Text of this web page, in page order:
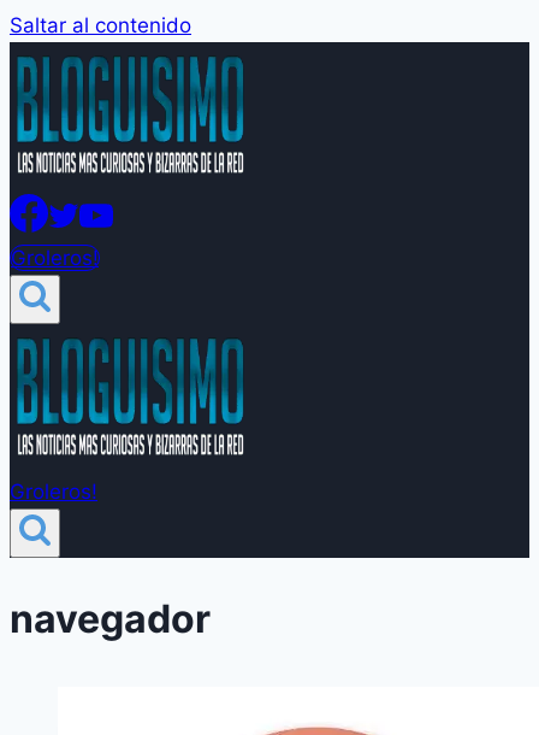
Saltar al contenido
Groleros!
Groleros!
navegador